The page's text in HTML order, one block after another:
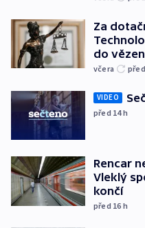
Za
do
včera
VIDEO
před 14h
Rencar
Vleklý
končí
před 16 h